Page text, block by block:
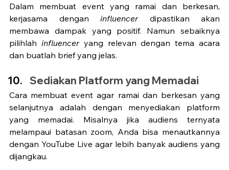
Dalam membuat event yang ramai dan berkesan,
kerjasama dengan influencer dipastikan akan
membawa dampak yang positif. Namun sebaiknya
pilihlah influencer yang relevan dengan tema acara
dan buatlah brief yang jelas.
Sediakan Platform yang Memadai
Cara membuat event agar ramai dan berkesan yang
selanjutnya adalah dengan menyediakan platform
yang memadai. Misalnya jika audiens ternyata
melampaui batasan zoom, Anda bisa menautkannya
dengan YouTube Live agar lebih banyak audiens yang
dijangkau.